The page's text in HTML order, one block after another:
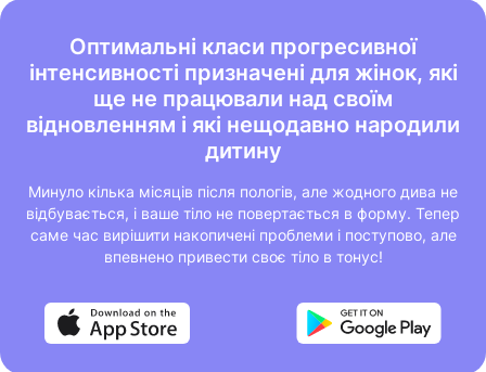
Оптимальні класи прогресивної
інтенсивності призначені для жінок, які
ще не працювали над своїм
відновленням і які нещодавно народили
дитину
Минуло кілька місяців після пологів, але жодного дива не
відбувається, і ваше тіло не повертається в форму. Тепер
саме час вирішити накопичені проблеми і поступово, але
впевнено привести своє тіло в тонус!